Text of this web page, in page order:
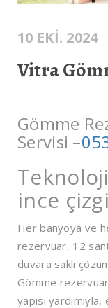
10 EKI. 2024
Vitra
Gömme
Servisi –
ince
Her banyoya ve
rezervuar, 12
duvara saklı
Gömme
yapısı